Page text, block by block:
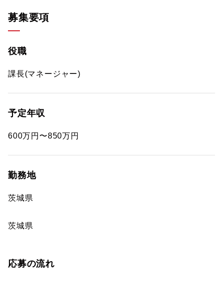
募集要項
役職
課長(マネージャー)
予定年収
600万円〜850万円
勤務地
茨城県
茨城県
応募の流れ